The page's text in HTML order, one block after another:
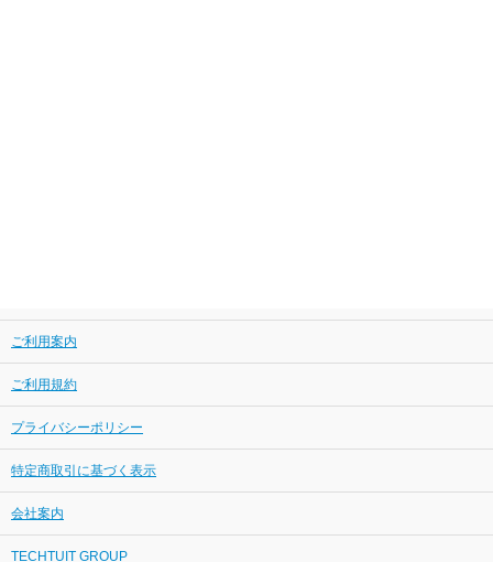
ご利用案内
ご利用規約
プライバシーポリシー
特定商取引に基づく表示
会社案内
TECHTUIT GROUP